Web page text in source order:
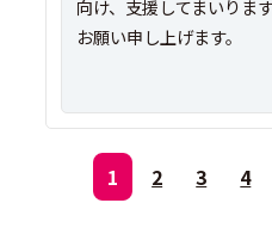
向け、支援してまいりま
お願い申し上げます。
1 2 3 4